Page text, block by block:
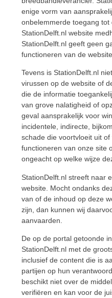
enige vorm van
onbelemmerde toegang tot
StationDelft.nl website
StationDelft.nl geeft geen
functioneren van de
Tevens is StationDelft.nl
virussen op de website of
die de informatie
van grove nalatigheid of
geval aansprakelijk voor
incidentele, indirecte,
schade die voortvloeit uit
functioneren van onze site
ongeacht op welke wijze
StationDelft.nl streeft naar
website. Mocht ondanks
van of de inhoud op deze
zijn, dan kunnen wij
aanvaarden.
De op de portal getoonde
StationDelft.nl met de
inclusief de content die is
partijen op hun
beschikt niet over de
verifiëren en kan voor de